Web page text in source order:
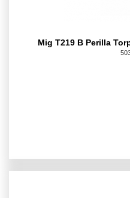
Mig T219 B Perilla